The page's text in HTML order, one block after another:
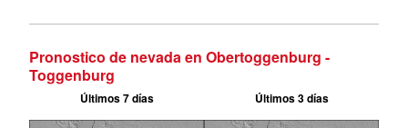
Pronostico de nevada en Obertoggenburg -
Toggenburg
Últimos 7 días Últimos 3 días